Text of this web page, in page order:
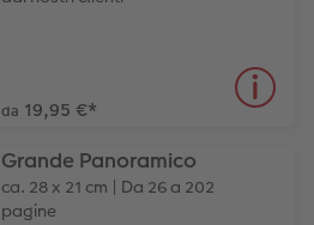
da 19,95 €*
Grande Panoramico
ca. 28 x 21 cm | Da 26 a 202
pagine